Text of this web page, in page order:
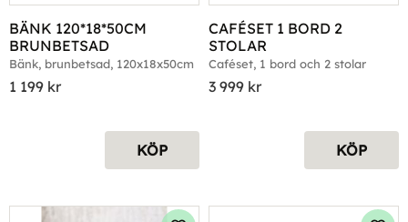
BÄNK 120*18*50CM
BRUNBETSAD
Bänk, brunbetsad, 120x18x50cm
1 199 kr
KÖP
CAFÉSET 1 BORD 2
STOLAR
Caféset, 1 bord och 2 stolar
3 999 kr
KÖP